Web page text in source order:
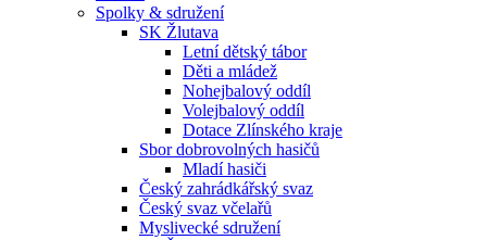
Spolky & sdružení
SK Žlutava
Letní dětský tábor
Děti a mládež
Nohejbalový oddíl
Volejbalový oddíl
Dotace Zlínského kraje
Sbor dobrovolných hasičů
Mladí hasiči
Český zahrádkářský svaz
Český svaz včelařů
Myslivecké sdružení